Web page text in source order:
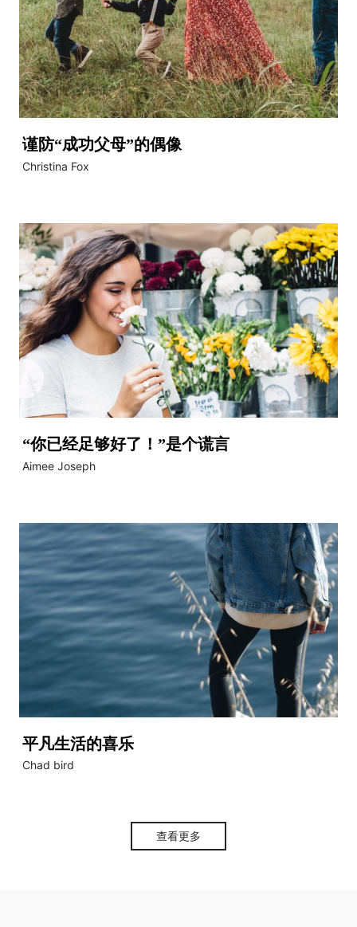
谨防“成功父母”的偶像
Christina Fox
“你已经足够好了！”是个谎言
Aimee Joseph
平凡生活的喜乐
Chad bird
查看更多